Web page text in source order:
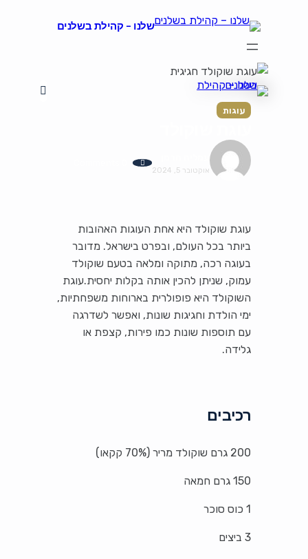
שלנו – קהילת בשלנים
הצהרת נגישות
עוגות
עמליה הרמן
אוקטובר 5, 2024
עוגת שוקולד היא אחת העוגות האהובות
ביותר בכל העולם, ובפרט בישראל. מדובר
בעוגה רכה, מתוקה ומלאה בטעם שוקולד
עמוק, שניתן להכין אותה בקלות יחסית.עוגת
השוקולד היא פופולרית בארוחות משפחתיות,
ימי הולדת וחגיגות שונות, ואפשר לשדרגה
עם תוספות שונות כמו פירות, קצפת או
גלידה.
רכיבים
200 גרם שוקולד מריר (70% קקאו)
150 גרם חמאה
1 כוס סוכר
3 ביצים